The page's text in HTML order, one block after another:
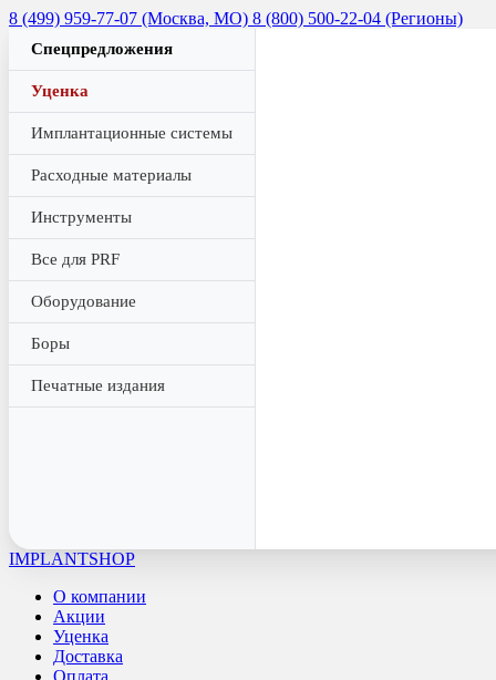
8 (499) 959-77-07 (Москва, МО) 8 (800) 500-22-04 (Регионы)
Спецпредложения
Уценка
Имплантационные системы
Расходные материалы
Инструменты
Все для PRF
Оборудование
Боры
Печатные издания
IMPLANTSHOP
О компании
Акции
Уценка
Доставка
Оплата